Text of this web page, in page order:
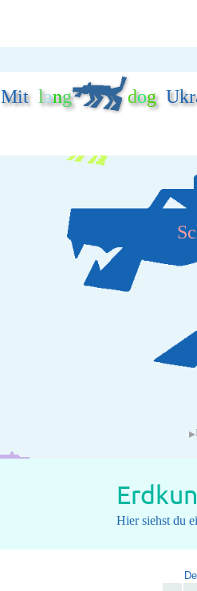
Mitlang dog
▸
Hier siehst du